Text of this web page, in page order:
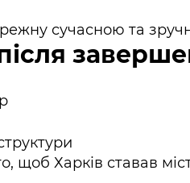
сучасною та
щоб Харків ставав